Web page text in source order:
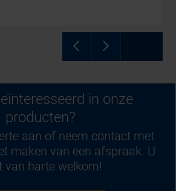
in onze
producten?
aan of neem contact met
maken van een afspraak. U
van harte welkom!